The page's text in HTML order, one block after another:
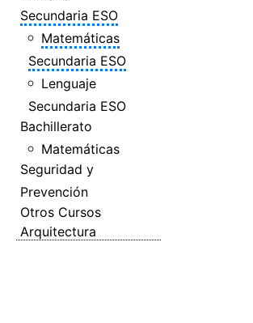
Secundaria ESO
Matemáticas
Secundaria ESO
Lenguaje
Secundaria ESO
Bachillerato
Matemáticas
Seguridad y
Prevención
Otros Cursos
Arquitectura